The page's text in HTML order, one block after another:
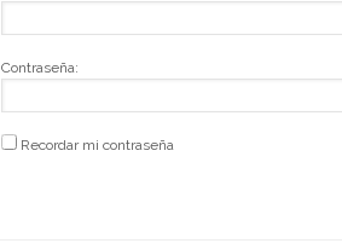
Contraseña:
Recordar mi contraseña